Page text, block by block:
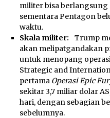
militer bisa
sementara Pentagon
waktu.
Skala militer: Trump
akan melipatgandakan
untuk menopang
Strategic and
pertama Operasi Epic
sekitar 3,7 miliar dolar
hari, dengan sebagian
sebelumnya.